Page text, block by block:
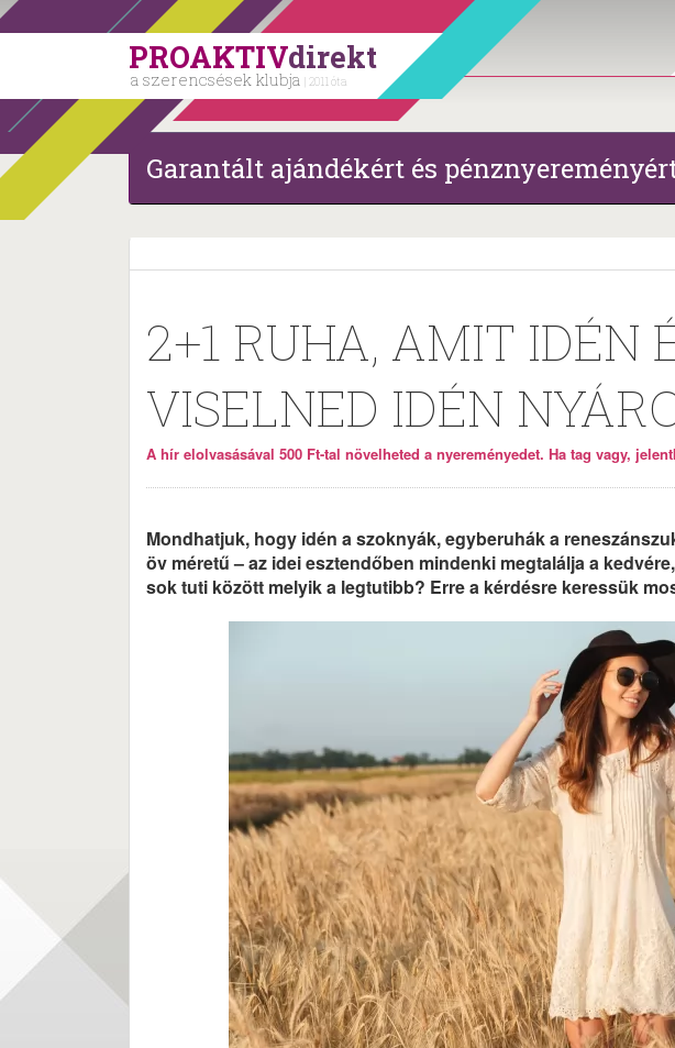
PROAKTIVdirekt
a szerencsések klubja | 2011 óta
Garantált ajándékért és
2+1 RUHA, AMIT IDÉN
VISELNED IDÉN
A hír elolvasásával 500 Ft-tal növelheted a nyereményedet. Ha tag vagy,
Mondhatjuk, hogy idén a szoknyák, egyberuhák a
öv méretű – az idei esztendőben mindenki megtalálja a
sok tuti között melyik a legtutibb? Erre a kérdésre keressük